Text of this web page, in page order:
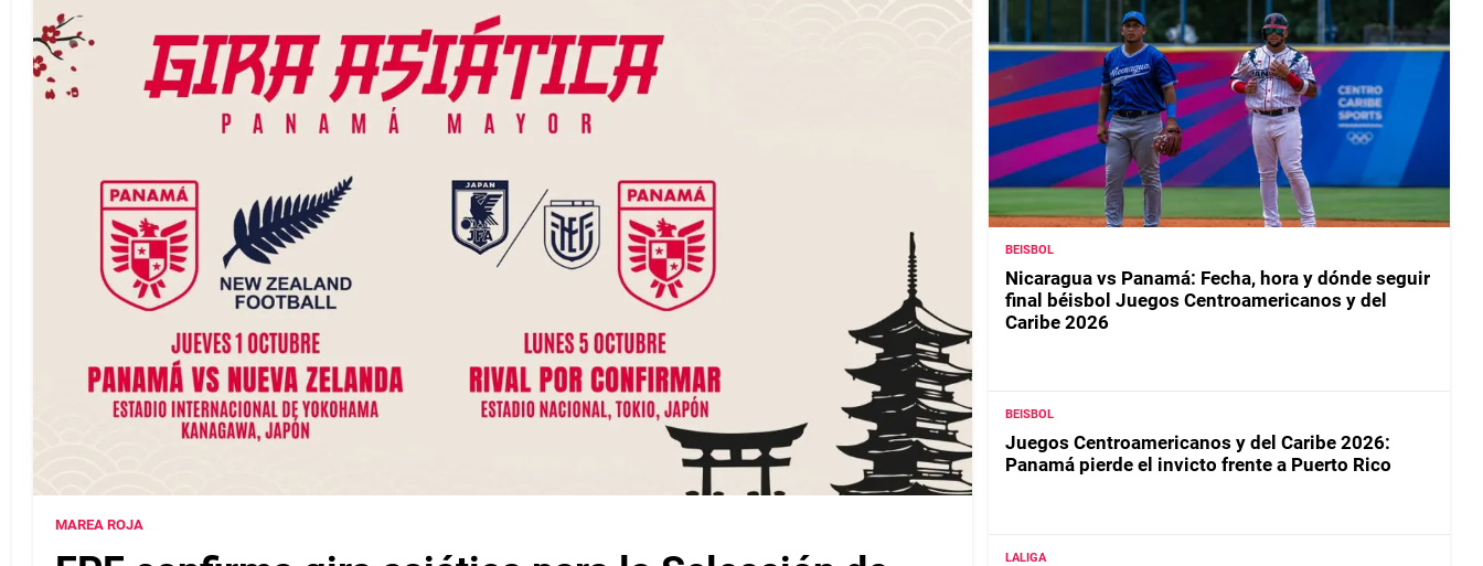
MAREA ROJA
BEISBOL
Nicaragua vs Panamá: Fecha, hora y dónde seguir
final béisbol Juegos Centroamericanos y del
Caribe 2026
BEISBOL
Juegos Centroamericanos y del Caribe 2026:
Panamá pierde el invicto frente a Puerto Rico
LALIGA